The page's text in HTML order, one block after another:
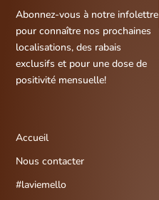
Abonnez-vous à notre infolettre
pour connaître nos prochaines
localisations, des rabais
exclusifs et pour une dose de
positivité mensuelle!
Accueil
Nous contacter
#laviemello